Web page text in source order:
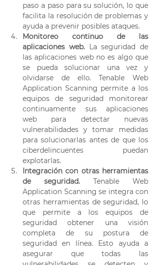
paso a paso para su solución, lo que
facilita la resolución de problemas y
ayuda a prevenir posibles ataques.
Monitoreo continuo de las
aplicaciones web. La seguridad de
las aplicaciones web no es algo que
se pueda solucionar una vez y
olvidarse de ello. Tenable Web
Application Scanning permite a los
equipos de seguridad monitorear
continuamente sus aplicaciones
web para detectar nuevas
vulnerabilidades y tomar medidas
para solucionarlas antes de que los
ciberdelincuentes puedan
explotarlas.
Integración con otras herramientas
de seguridad. Tenable Web
Application Scanning se integra con
otras herramientas de seguridad, lo
que permite a los equipos de
seguridad obtener una visión
completa de su postura de
seguridad en línea. Esto ayuda a
asegurar que todas las